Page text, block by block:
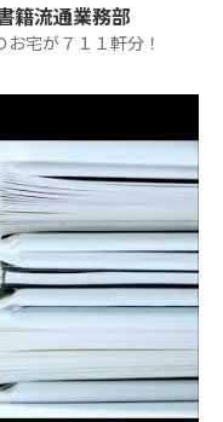
籍流通業務部
宅が７１１軒分！